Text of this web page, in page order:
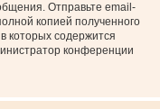
Отправьте email-
копией полученного
которых содержится
конференции